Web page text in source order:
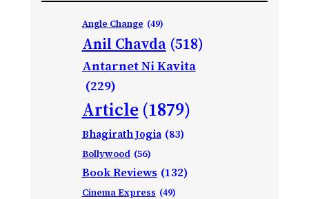
Angle Change (49)
Anil Chavda (518)
Antarnet Ni Kavita
(229)
Article (1879)
Bhagirath Jogia (83)
Bollywood (56)
Book Reviews (132)
Cinema Express (49)